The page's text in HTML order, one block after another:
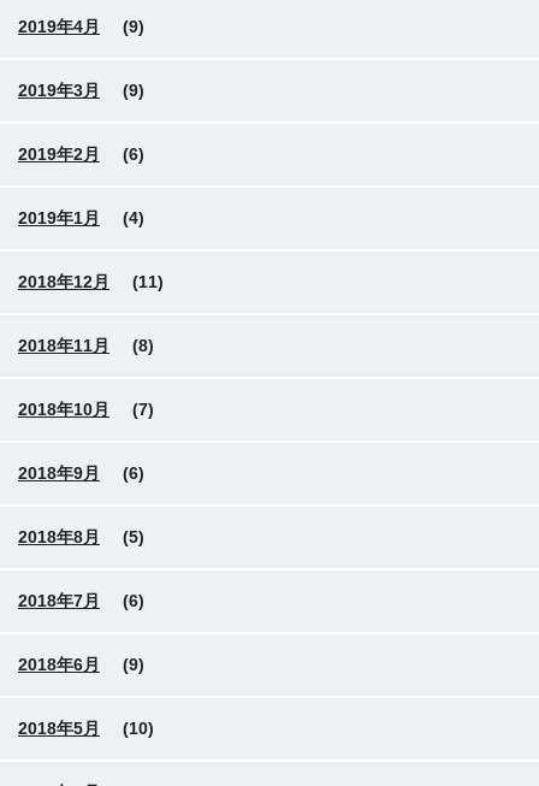
2019年4月 (9)
2019年3月 (9)
2019年2月 (6)
2019年1月 (4)
2018年12月 (11)
2018年11月 (8)
2018年10月 (7)
2018年9月 (6)
2018年8月 (5)
2018年7月 (6)
2018年6月 (9)
2018年5月 (10)